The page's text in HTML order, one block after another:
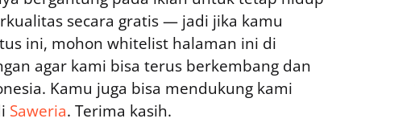
secara gratis — jadi jika kamu
ini, mohon whitelist halaman ini di
agar kami bisa terus berkembang dan
Kamu juga bisa mendukung kami
Saweria. Terima kasih.